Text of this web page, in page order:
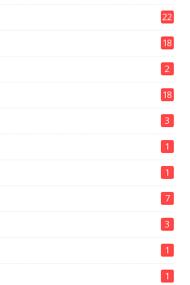
22
18
2
18
3
1
1
7
3
1
1